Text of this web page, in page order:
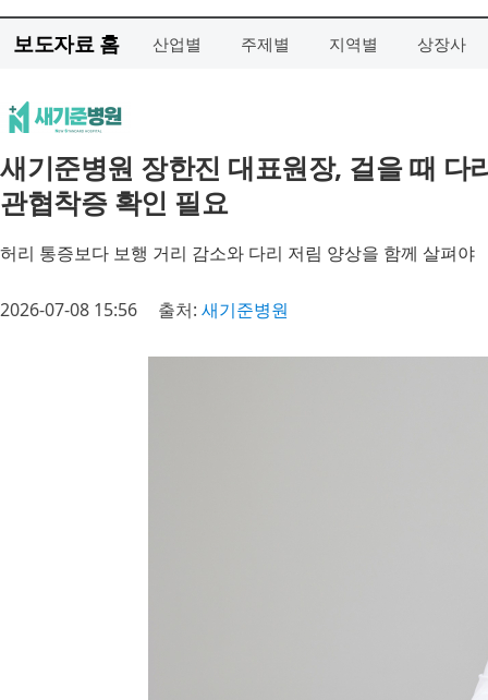
보도자료 홈 산업별 주제별 지역별 상장사
새기준병원 장한진 대표원장, 걸을 때 다
관협착증 확인 필요
허리 통증보다 보행 거리 감소와 다리 저림 양상을 함께 살펴야
2026-07-08 15:56 출처: 새기준병원